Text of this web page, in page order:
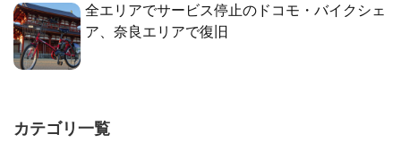
全エリアでサービス停止のドコモ・バイクシェ
ア、奈良エリアで復旧
カテゴリ一覧